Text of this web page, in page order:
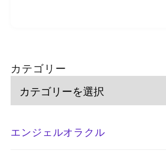
カテゴリー
エンジェルオラクル